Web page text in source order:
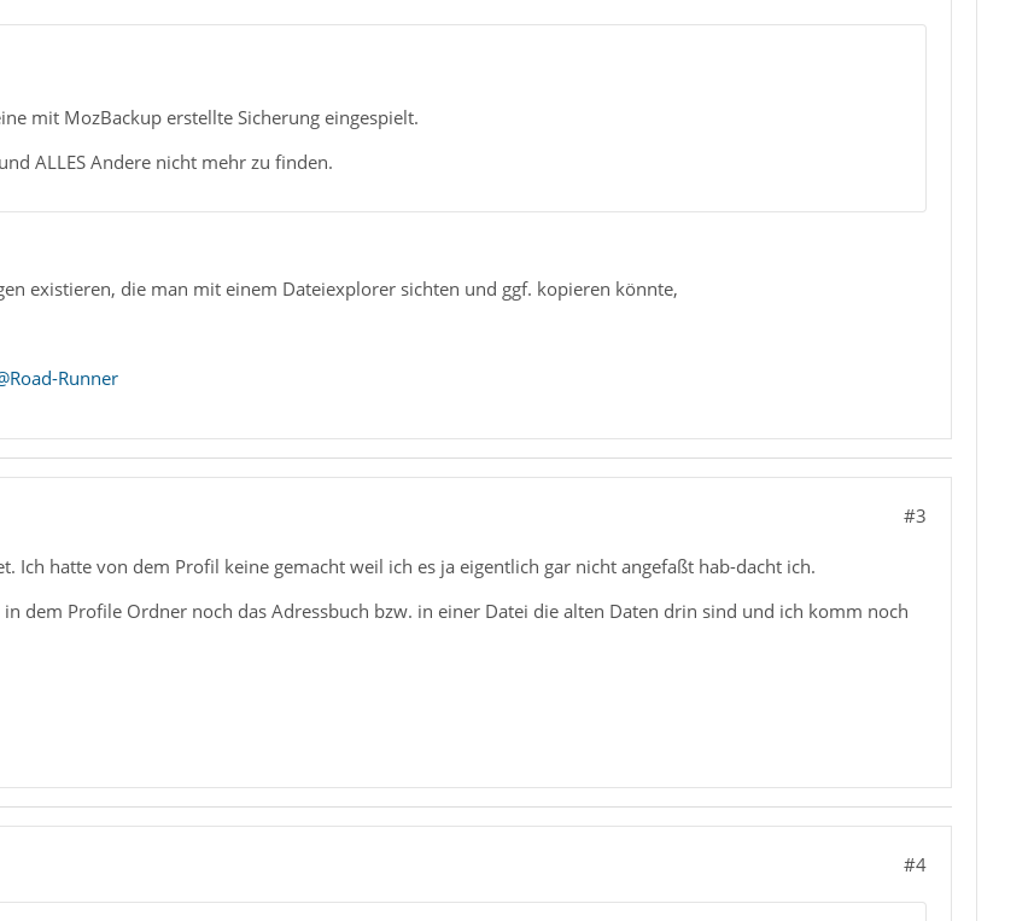
mit MozBackup erstellte Sicherung eingespielt.
ALLES Andere nicht mehr zu finden.
existieren, die man mit einem Dateiexplorer sichten und ggf. kopieren könnte,
Runner
#3
Ich hatte von dem Profil keine gemacht weil ich es ja eigentlich gar nicht angefaßt hab-dacht ich.
dem Profile Ordner noch das Adressbuch bzw. in einer Datei die alten Daten drin sind und ich komm noch
#4